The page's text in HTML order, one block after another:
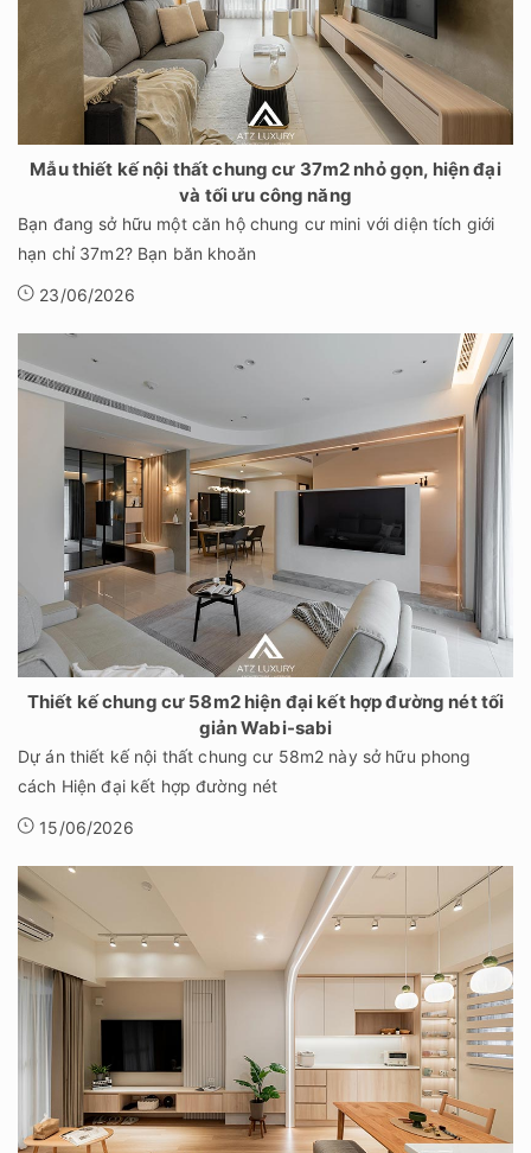
Mẫu thiết kế nội thất chung cư 37m2 nhỏ gọn, hiện đại
và tối ưu công năng
Bạn đang sở hữu một căn hộ chung cư mini với diện tích giới
hạn chỉ 37m2? Bạn băn khoăn
23/06/2026
Thiết kế chung cư 58m2 hiện đại kết hợp đường nét tối
giản Wabi-sabi
Dự án thiết kế nội thất chung cư 58m2 này sở hữu phong
cách Hiện đại kết hợp đường nét
15/06/2026